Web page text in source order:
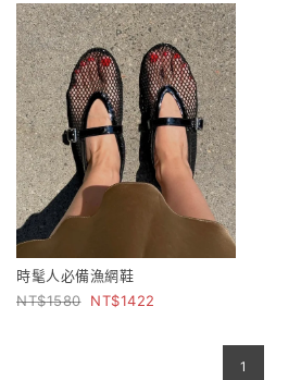
時髦人必備漁網鞋
1580
1422
1